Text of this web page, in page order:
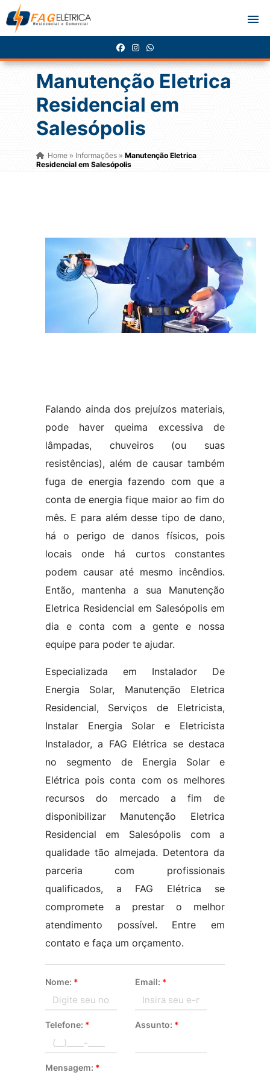
Manutenção Eletrica
Residencial em
Salesópolis
Home» Informações » Manutenção Eletrica
Residencial em Salesópolis
Falando ainda dos prejuízos materiais,
pode haver queima excessiva de
lâmpadas, chuveiros (ou suas
resistências), além de causar também
fuga de energia fazendo com que a
conta de energia fique maior ao fim do
mês. E para além desse tipo de dano,
há o perigo de danos físicos, pois
locais onde há curtos constantes
podem causar até mesmo incêndios.
Então, mantenha a sua Manutenção
Eletrica Residencial em Salesópolis em
dia e conta com a gente e nossa
equipe para poder te ajudar.
Especializada em Instalador De
Energia Solar, Manutenção Eletrica
Residencial, Serviços de Eletricista,
Instalar Energia Solar e Eletricista
Instalador, a FAG Elétrica se destaca
no segmento de Energia Solar e
Elétrica pois conta com os melhores
recursos do mercado a fim de
disponibilizar Manutenção Eletrica
Residencial em Salesópolis com a
qualidade tão almejada. Detentora da
parceria com profissionais
qualificados, a FAG Elétrica se
compromete a prestar o melhor
atendimento possível. Entre em
contato e faça um orçamento.
Nome: * Email: *
Telefone: * Assunto: *
Mensagem: *